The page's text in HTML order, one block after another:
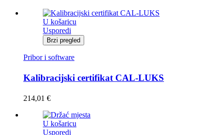
U košaricu
Usporedi
Brzi pregled
Pribor i software
Kalibracijski certifikat CAL-LUKS
214,01 €
U košaricu
Usporedi